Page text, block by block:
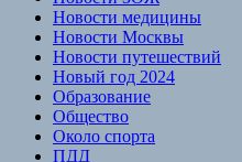
Новости медицины
Новости Москвы
Новости путешествий
Новый год 2024
Образование
Общество
Около спорта
ПДД